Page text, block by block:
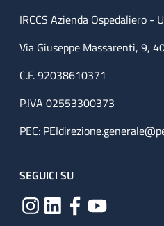
IRCCS Azienda Ospedaliero -
Via Giuseppe Massarenti, 9,
C.F. 92038610371
P.IVA 02553300373
PEC:
SEGUICI SU